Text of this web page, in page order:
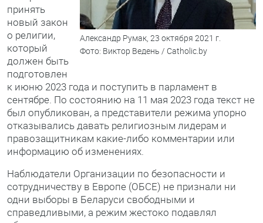
Александр Румак, 23 октября 2021 г.
Фото: Виктор Ведень / Catholic.by
принять
новый закон
о религии,
который
должен быть
подготовлен
к июню 2023 года и поступить в парламент в
сентябре. По состоянию на 11 мая 2023 года текст не
был опубликован, а представители режима упорно
отказывались давать религиозным лидерам и
правозащитникам какие-либо комментарии или
информацию об изменениях.
Наблюдатели Организации по безопасности и
сотрудничеству в Европе (ОБСЕ) не признали ни
одни выборы в Беларуси свободными и
справедливыми, а режим жестоко подавлял